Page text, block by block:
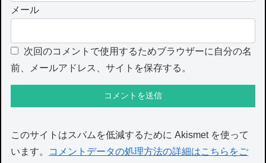
メール
次回のコメントで使用するためブラウザーに自分の名
前、メールアドレス、サイトを保存する。
このサイトはスパムを低減するために Akismet を使って
います。
コメントデータの処理方法の詳細はこちらをご